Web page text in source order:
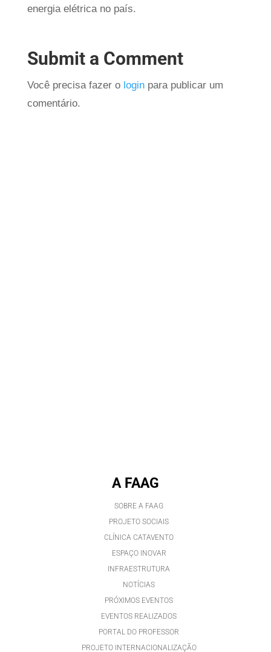
energia elétrica no país.
Submit a Comment
Você precisa fazer o loginpara publicar um
comentário.
A FAAG
SOBRE A FAAG
PROJETO SOCIAIS
CLÍNICA CATAVENTO
ESPAÇO INOVAR
INFRAESTRUTURA
NOTÍCIAS
PRÓXIMOS EVENTOS
EVENTOS REALIZADOS
PORTAL DO PROFESSOR
PROJETO INTERNACIONALIZAÇÃO